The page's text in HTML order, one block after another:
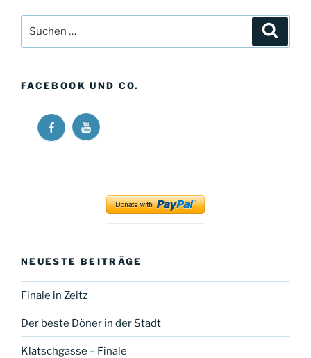
nach:
FACEBOOK UND CO.
Ricos
Long
Ricos
Long
YouTube
NEUESTE BEITRÄGE
Finale in Zeitz
Der beste Döner in der Stadt
Klatschgasse – Finale